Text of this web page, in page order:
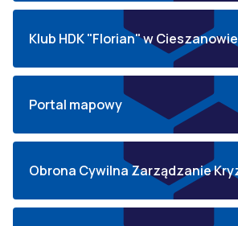
Klub HDK "Florian" w Cieszanowie
Portal mapowy
Obrona Cywilna Zarządzanie